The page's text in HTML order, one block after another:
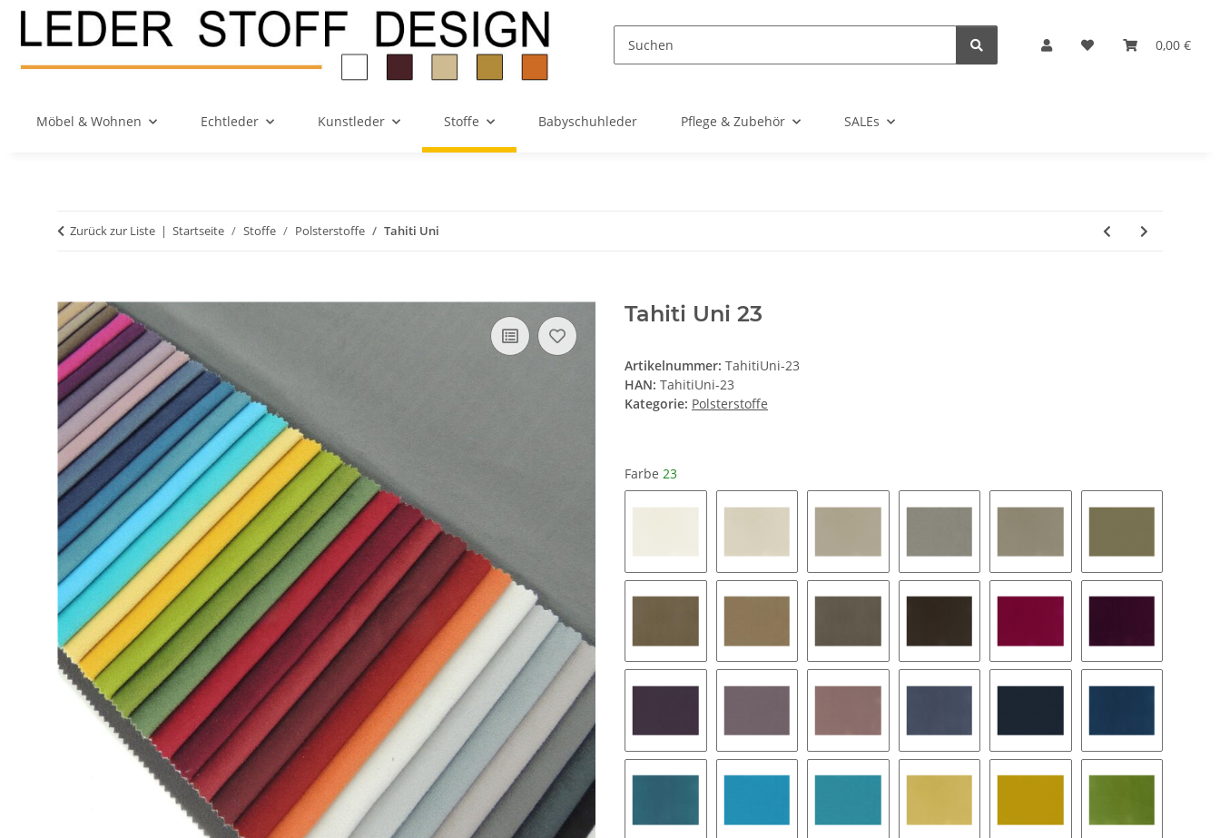
0,00 €
Möbel & Wohnen Echtleder Kunstleder Stoffe Babyschuhleder Pflege & Zubehör SALEs
Zurück zur Liste Startseite Stoffe Polsterstoffe Tahiti Uni
Tahiti Uni 23
Artikelnummer: TahitiUni-23
HAN: TahitiUni-23
Kategorie: Polsterstoffe
Farbe 23
01 04 14 46 34 134
44 54 64 84 69 79
99 89 13 47 87 67